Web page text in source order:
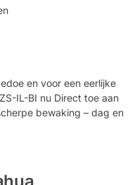
en voor een eerlijke
IL-BI nu Direct toe aan
bewaking – dag en